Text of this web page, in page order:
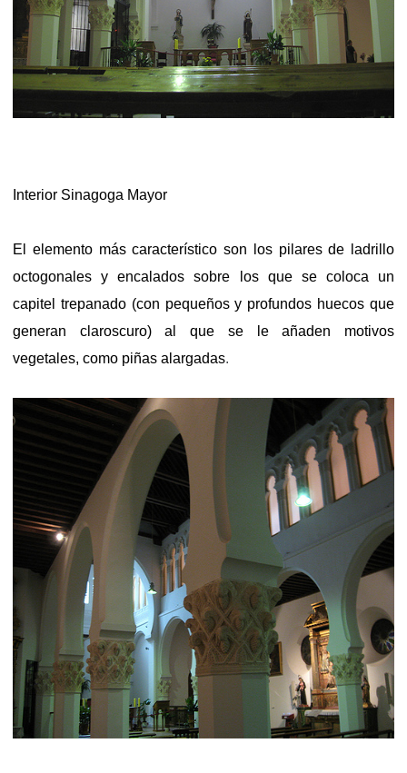
Interior Sinagoga Mayor
El elemento más característico son los pilares de ladrillo
octogonales y encalados sobre los que se coloca un
capitel trepanado (con pequeños y profundos huecos que
generan claroscuro) al que se le añaden motivos
vegetales, como piñas alargadas.